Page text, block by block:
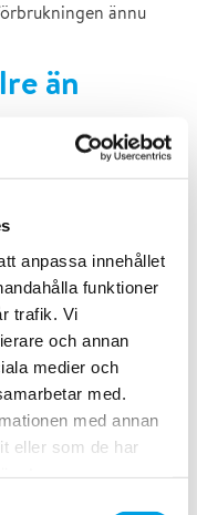
anpassa innehållet
funktioner
trafik. Vi
och annan
medier och
med.
med annan
eller som de har
ännu
än
vi lyckats rädda
konstruktionen
Eftersom vi
inte
att föreslå
att vi kan hjälpa till